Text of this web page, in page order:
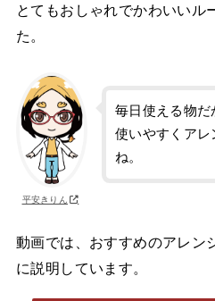
とてもおしゃれでかわいいル
た。
平安きりん
毎日使える物だ
使いやすくアレ
ね。
動画では、おすすめのアレン
に説明しています。